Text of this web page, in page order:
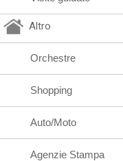
Altro
Orchestre
Shopping
Auto/Moto
Agenzie Stampa